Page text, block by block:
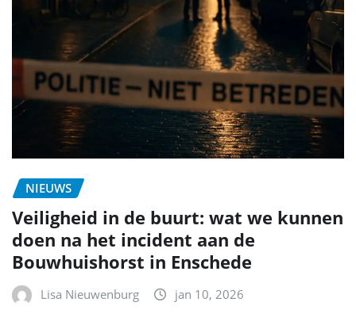
NIEUWS
Veiligheid in de buurt: wat we kunnen
doen na het incident aan de
Bouwhuishorst in Enschede
Lisa Nieuwenburg jan 10, 2026